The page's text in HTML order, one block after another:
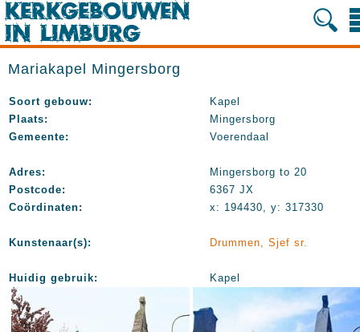
Mariakapel Mingersborg
Soort gebouw:
Kapel
Plaats:
Mingersborg
Gemeente:
Voerendaal
Adres:
Mingersborg to 20
Postcode:
6367 JX
Coördinaten:
x: 194430, y: 317330
Kunstenaar(s): Drummen, Sjef sr.
Huidig gebruik: Kapel